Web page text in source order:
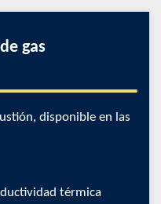
gas
disponible en las
térmica